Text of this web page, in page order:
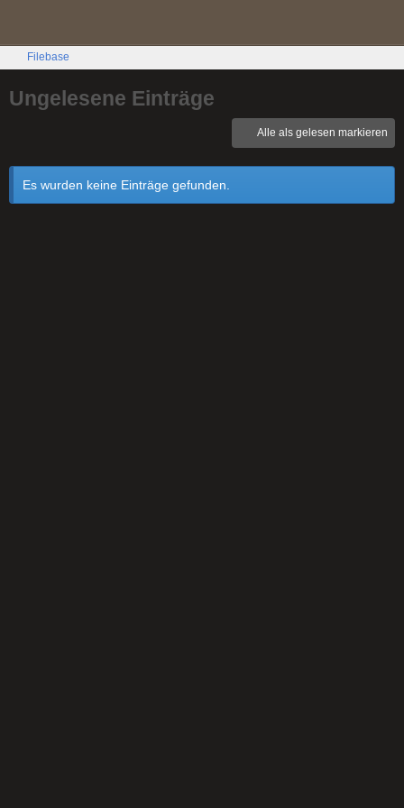
Filebase
Ungelesene Einträge
Alle als gelesen markieren
Es wurden keine Einträge gefunden.